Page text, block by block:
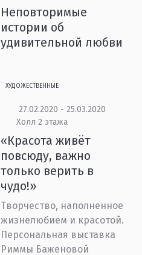
Неповторимые
истории об
удивительной любви
ХУДОЖЕСТВЕННЫЕ
27.02.2020 - 25.03.2020
Холл 2 этажа
«Красота живёт
повсюду, важно
только верить в
чудо!»
Творчество, наполненное
жизнелюбием и красотой.
Персональная выставка
Риммы Баженовой